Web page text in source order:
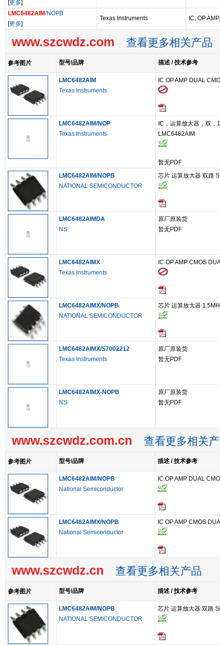
[更多]
LMC6482AIM/NOPB
[更多]
Texas Instruments IC, OP
www.szcwdz.com 查看更多相关产品
参考图片 型号/品牌 描述 / 技术参考
LMC6482AIM
Texas Instruments
IC OP AMP DUAL
LMC6482AIM/NOP
Texas Instruments
IC，运算放大器，双
LMC6482AIM
暂无PDF
LMC6482AIM/NOPB
NATIONAL SEMICONDUCTOR
芯片 运算放大器 双路
LMC6482AIMDA
NS
原厂原装货
暂无PDF
LMC6482AIMX
Texas Instruments
IC OP AMP CMOS
LMC6482AIMX/NOPB
NATIONAL SEMICONDUCTOR
芯片 运算放大器
LMC6482AIMX/S7002212
Texas Instruments
原厂原装货
暂无PDF
LMC6482AIMX-NOPB
NS
原厂原装货
暂无PDF
www.szcwdz.com.cn 查看更多相关
参考图片 型号/品牌 描述 / 技术参考
LMC6482AIM/NOPB
National Semiconductor
IC OP AMP DUAL
LMC6482AIMX/NOPB
National Semiconductor
IC OP AMP CMOS
www.szcwdz.cn 查看更多相关产品
参考图片 型号/品牌 描述 / 技术参考
LMC6482AIM/NOPB
NATIONAL SEMICONDUCTOR
芯片 运算放大器 双路